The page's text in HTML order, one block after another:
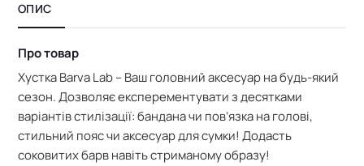
ОПИС
Про товар
Хустка Barva Lab – Ваш головний аксесуар на будь-який
сезон. Дозволяє експерементувати з десятками
варіантів стилізації: бандана чи пов’язка на голові,
стильний пояс чи аксесуар для сумки! Додасть
соковитих барв навіть стриманому образу!